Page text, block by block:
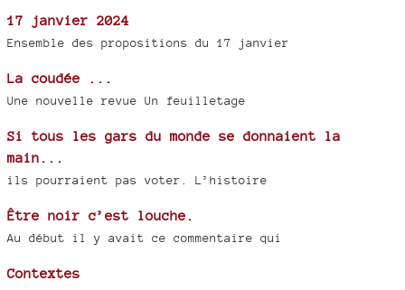
17 janvier 2024
Ensemble des propositions du 17 janvier
La coudée ...
Une nouvelle revue Un feuilletage
Si tous les gars du monde se donnaient la
main...
ils pourraient pas voter. L’histoire
Être noir c’est louche.
Au début il y avait ce commentaire qui
Contextes